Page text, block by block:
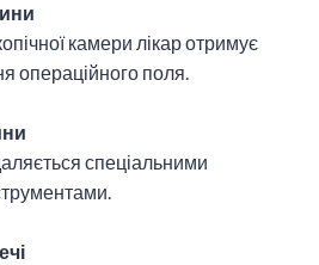
камери лікар отримує
операційного поля.
спеціальними